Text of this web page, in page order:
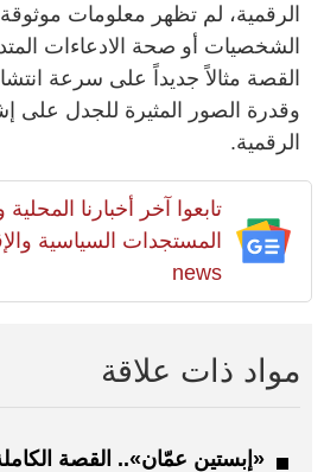
الرقمية، لم تظهر معلومات
الشخصيات أو صحة الادعاءات
القصة مثالاً جديداً على سرعة
وقدرة الصور المثيرة للجدل على
الرقمية.
تابعوا آخر أخبارنا
news
مواد ذات علاقة
«إبستين عمّان».. القصة